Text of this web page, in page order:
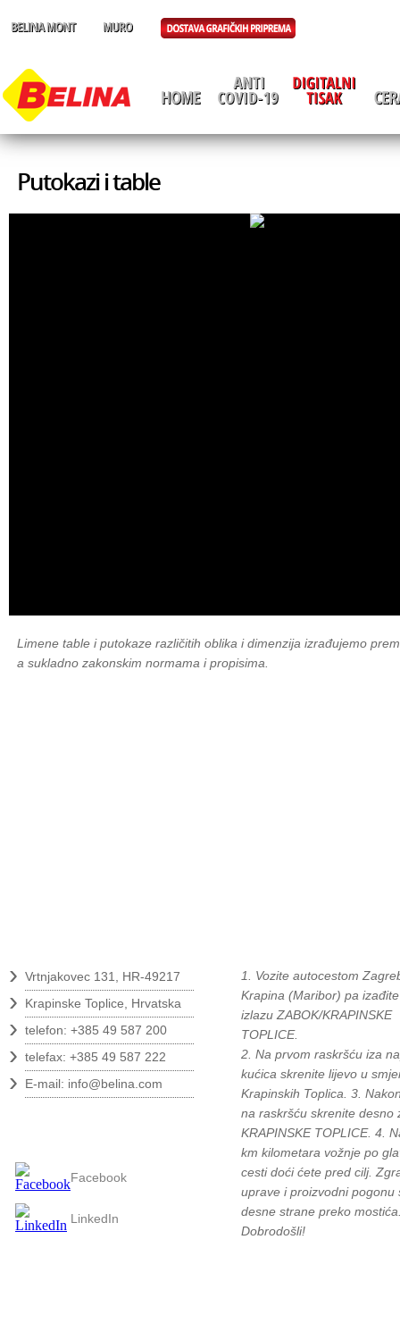
Putokazi i table
Limene table i putokaze različitih oblika i dimenzija izrađujemo
a sukladno zakonskim normama i propisima.
› Vrtnjakovec 131, HR-49217
› Krapinske Toplice, Hrvatska
› telefon: +385 49 587 200
› telefax: +385 49 587 222
› E-mail: info@belina.com
1. Vozite autocestom
Krapina (Maribor) pa
izlazu ZABOK/KRAPINSKE
TOPLICE.
2. Na prvom raskršću iza
kućica skrenite lijevo u
Krapinskih Toplica. 3.
na raskršću skrenite desno
KRAPINSKE TOPLICE. 4.
km kilometara vožnje po
cesti doći ćete pred cilj.
uprave i proizvodni pogonu
desne strane preko
Dobrodošli!
Facebook
LinkedIn